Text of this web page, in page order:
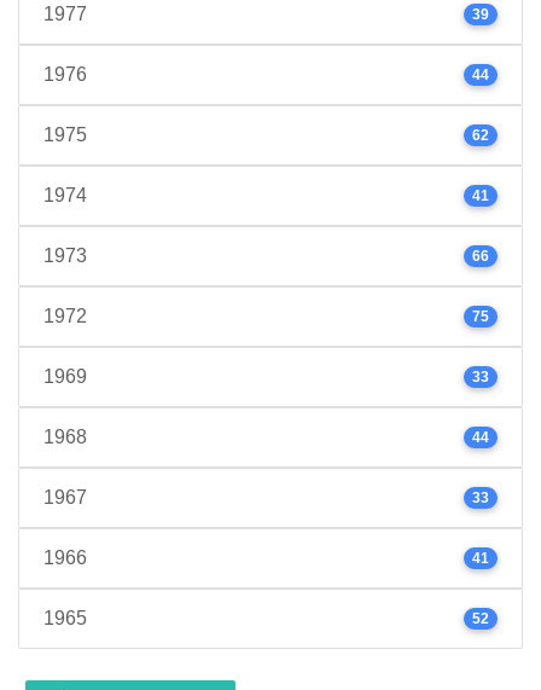
1977 39
1976 44
1975 62
1974 41
1973 66
1972 75
1969 33
1968 44
1967 33
1966 41
1965 52